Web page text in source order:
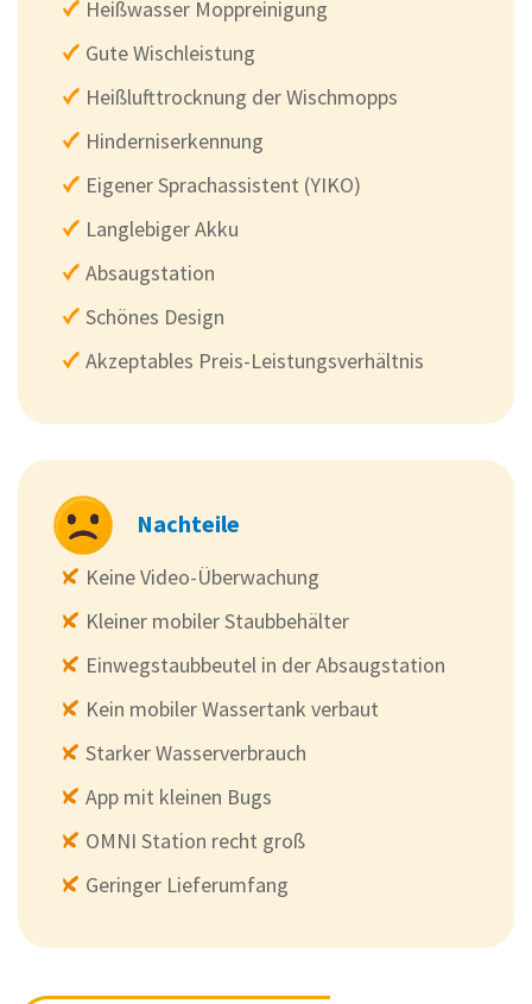
Heißwasser Moppreinigung
Gute Wischleistung
Heißlufttrocknung der Wischmopps
Hinderniserkennung
Eigener Sprachassistent (YIKO)
Langlebiger Akku
Absaugstation
Schönes Design
Akzeptables Preis-Leistungsverhältnis
Nachteile
Keine Video-Überwachung
Kleiner mobiler Staubbehälter
Einwegstaubbeutel in der Absaugstation
Kein mobiler Wassertank verbaut
Starker Wasserverbrauch
App mit kleinen Bugs
OMNI Station recht groß
Geringer Lieferumfang